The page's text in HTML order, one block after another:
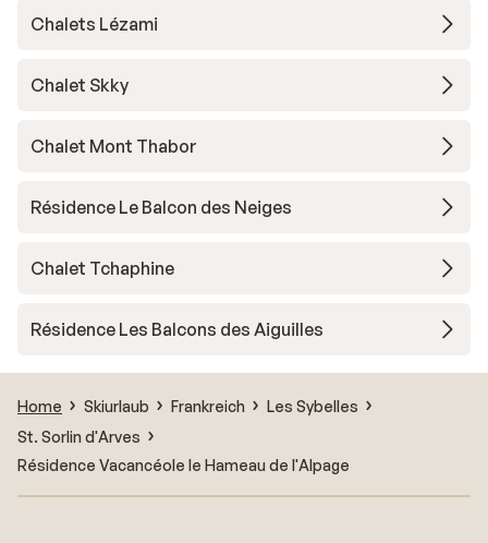
Chalets Lézami
Chalet Skky
Chalet Mont Thabor
Résidence Le Balcon des Neiges
Chalet Tchaphine
Résidence Les Balcons des Aiguilles
Home Skiurlaub Frankreich
Les Sybelles
St. Sorlin d'Arves
Résidence Vacancéole le Hameau de l'Alpage